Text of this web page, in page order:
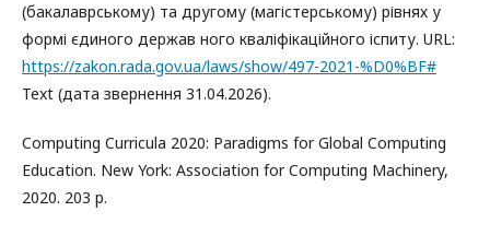
(бакалаврському) та другому (магістерському) рівнях у
формі єдиного держав ного кваліфікаційного іспиту. URL:
https://zakon.rada.gov.ua/laws/show/497-2021-%D0%BF#
Text (дата звернення 31.04.2026).
Computing Curricula 2020: Paradigms for Global Computing
Education. New York: Association for Computing Machinery,
2020. 203 p.